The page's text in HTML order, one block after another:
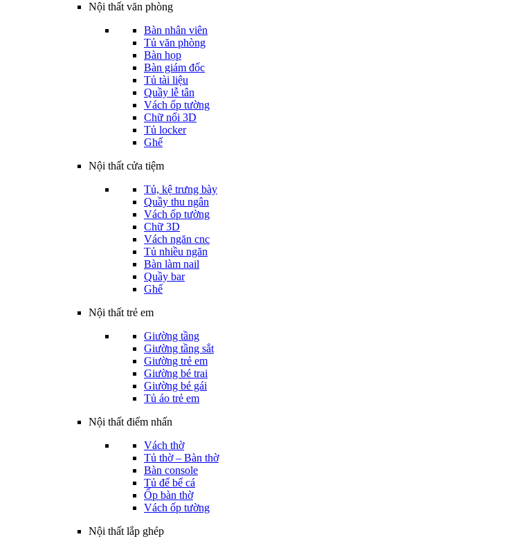
Nội thất văn phòng
Bàn nhân viên
Tủ văn phòng
Bàn họp
Bàn giám đốc
Tủ tài liệu
Quầy lễ tân
Vách ốp tường
Chữ nổi 3D
Tủ locker
Ghế
Nội thất cửa tiệm
Tủ, kệ trưng bày
Quầy thu ngân
Vách ốp tường
Chữ 3D
Vách ngăn cnc
Tủ nhiều ngăn
Bàn làm nail
Quầy bar
Ghế
Nội thất trẻ em
Giường tầng
Giường tầng sắt
Giường trẻ em
Giường bé trai
Giường bé gái
Tủ áo trẻ em
Nội thất điểm nhấn
Vách thờ
Tủ thờ – Bàn thờ
Bàn console
Tủ để bể cá
Ốp bàn thờ
Vách ốp tường
Nội thất lắp ghép